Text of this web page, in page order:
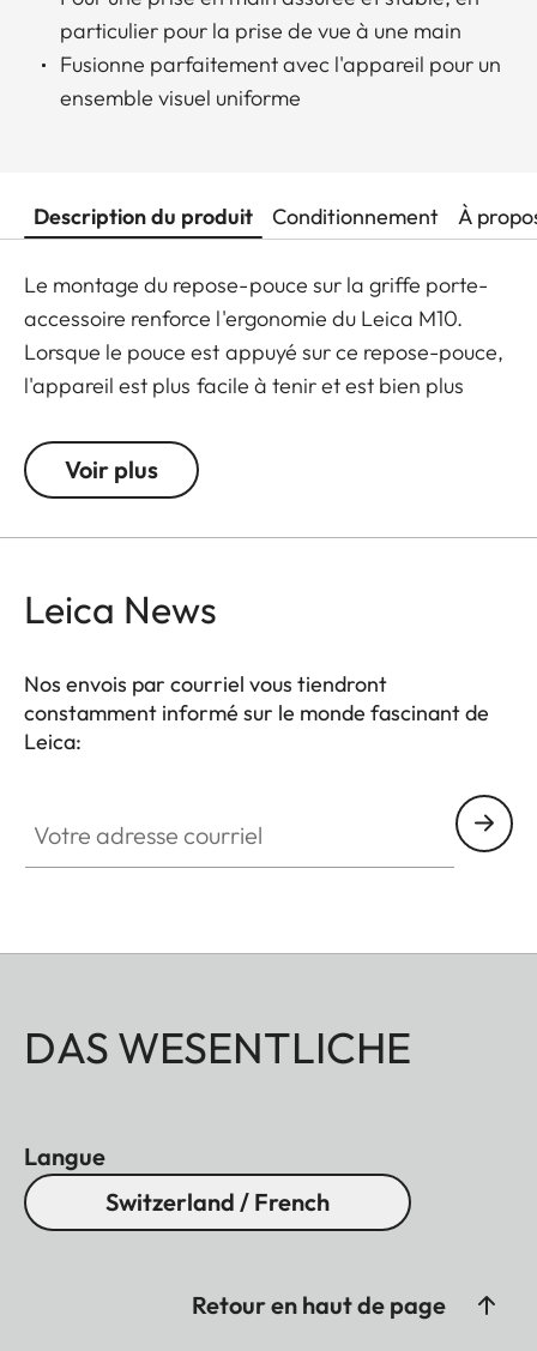
particulier pour la prise de vue à une main
Fusionne parfaitement avec l'appareil pour un
ensemble visuel uniforme
Description du produit Conditionnement À
Le montage du repose-pouce sur la griffe porte-
accessoire renforce l'ergonomie du Leica M10.
Lorsque le pouce est appuyé sur ce repose-pouce,
l'appareil est plus facile à tenir et est bien plus
en tenant l'appareil d'une seule main et le risque
de tremblements de l'appareil lors des poses
que le Leica CL. Monté sur l'appareil, il fusionne
Voir plus
Leica News
Nos envois par courriel vous tiendront
constamment informé sur le monde fascinant de
Leica:
DAS WESENTLICHE
Langue
Switzerland / French
Retour en haut de page